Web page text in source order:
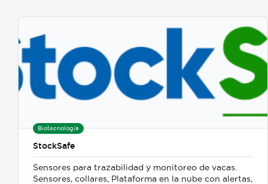
Biotecnología
StockSafe
Sensores para trazabilidad y monitoreo de vacas.
Sensores, collares, Plataforma en la nube con alertas,